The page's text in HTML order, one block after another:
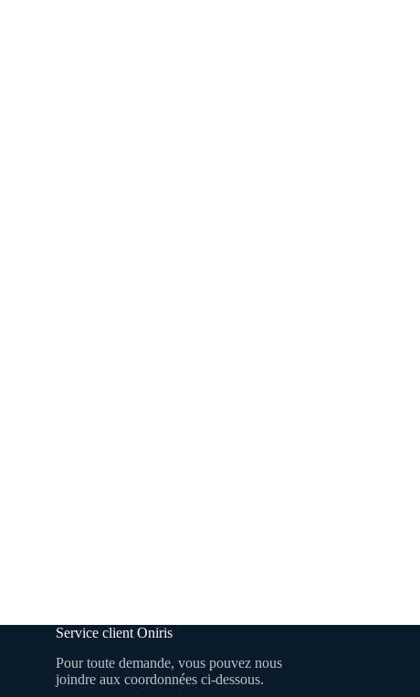
Service client Oniris
Pour toute demande, vous pouvez nous
joindre aux coordonnées ci-dessous.